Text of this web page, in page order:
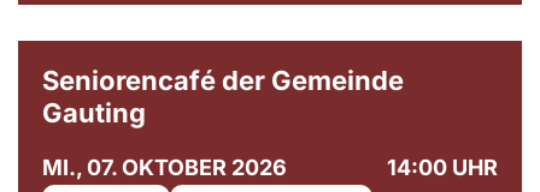
Seniorencafé der Gemeinde
Gauting
MI., 07. OKTOBER 2026 14:00 UHR